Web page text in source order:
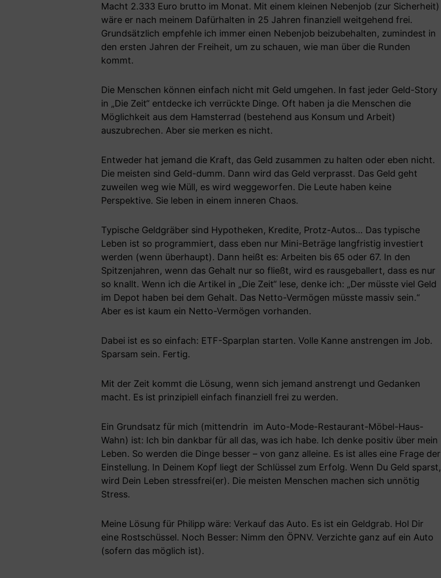
Macht 2.333 Euro brutto im Monat. Mit einem kleinen Nebenjob (zur Sicherheit)
wäre er nach meinem Dafürhalten in 25 Jahren finanziell weitgehend frei.
Grundsätzlich empfehle ich immer einen Nebenjob beizubehalten, zumindest in
den ersten Jahren der Freiheit, um zu schauen, wie man über die Runden
kommt.
Die Menschen können einfach nicht mit Geld umgehen. In fast jeder Geld-Story
in „Die Zeit“ entdecke ich verrückte Dinge. Oft haben ja die Menschen die
Möglichkeit aus dem Hamsterrad (bestehend aus Konsum und Arbeit)
auszubrechen. Aber sie merken es nicht.
Entweder hat jemand die Kraft, das Geld zusammen zu halten oder eben nicht.
Die meisten sind Geld-dumm. Dann wird das Geld verprasst. Das Geld geht
zuweilen weg wie Müll, es wird weggeworfen. Die Leute haben keine
Perspektive. Sie leben in einem inneren Chaos.
Typische Geldgräber sind Hypotheken, Kredite, Protz-Autos… Das typische
Leben ist so programmiert, dass eben nur Mini-Beträge langfristig investiert
werden (wenn überhaupt). Dann heißt es: Arbeiten bis 65 oder 67. In den
Spitzenjahren, wenn das Gehalt nur so fließt, wird es rausgeballert, dass es nur
so knallt. Wenn ich die Artikel in „Die Zeit“ lese, denke ich: „Der müsste viel Geld
im Depot haben bei dem Gehalt. Das Netto-Vermögen müsste massiv sein.“
Aber es ist kaum ein Netto-Vermögen vorhanden.
Dabei ist es so einfach: ETF-Sparplan starten. Volle Kanne anstrengen im Job.
Sparsam sein. Fertig.
Mit der Zeit kommt die Lösung, wenn sich jemand anstrengt und Gedanken
macht. Es ist prinzipiell einfach finanziell frei zu werden.
Ein Grundsatz für mich (mittendrin im Auto-Mode-Restaurant-Möbel-Haus-
Wahn) ist: Ich bin dankbar für all das, was ich habe. Ich denke positiv über mein
Leben. So werden die Dinge besser – von ganz alleine. Es ist alles eine Frage der
Einstellung. In Deinem Kopf liegt der Schlüssel zum Erfolg. Wenn Du Geld sparst,
wird Dein Leben stressfrei(er). Die meisten Menschen machen sich unnötig
Stress.
Meine Lösung für Philipp wäre: Verkauf das Auto. Es ist ein Geldgrab. Hol Dir
eine Rostschüssel. Noch Besser: Nimm den ÖPNV. Verzichte ganz auf ein Auto
(sofern das möglich ist).